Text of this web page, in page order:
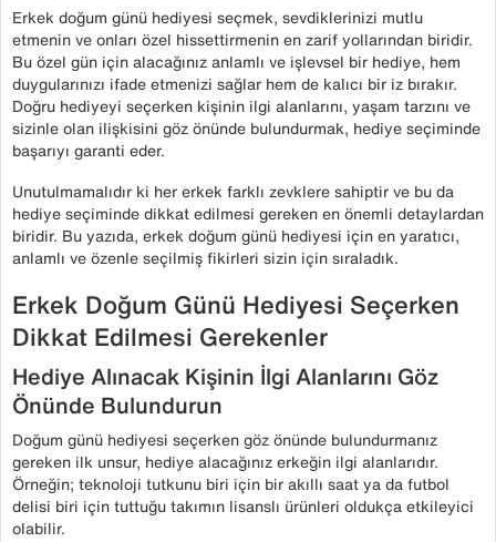
Erkek doğum günü hediyesi seçmek, sevdiklerinizi mutlu
etmenin ve onları özel hissettirmenin en zarif yollarından biridir.
Bu özel gün için alacağınız anlamlı ve işlevsel bir hediye, hem
duygularınızı ifade etmenizi sağlar hem de kalıcı bir iz bırakır.
Doğru hediyeyi seçerken kişinin ilgi alanlarını, yaşam tarzını ve
sizinle olan ilişkisini göz önünde bulundurmak, hediye seçiminde
başarıyı garanti eder.
Unutulmamalıdır ki her erkek farklı zevklere sahiptir ve bu da
hediye seçiminde dikkat edilmesi gereken en önemli detaylardan
biridir. Bu yazıda, erkek doğum günü hediyesi için en yaratıcı,
anlamlı ve özenle seçilmiş fikirleri sizin için sıraladık.
Erkek Doğum Günü Hediyesi Seçerken
Dikkat Edilmesi Gerekenler
Hediye Alınacak Kişinin İlgi Alanlarını Göz
Önünde Bulundurun
Doğum günü hediyesi seçerken göz önünde bulundurmanız
gereken ilk unsur, hediye alacağınız erkeğin ilgi alanlarıdır.
Örneğin; teknoloji tutkunu biri için bir akıllı saat ya da futbol
delisi biri için tuttuğu takımın lisanslı ürünleri oldukça etkileyici
olabilir.